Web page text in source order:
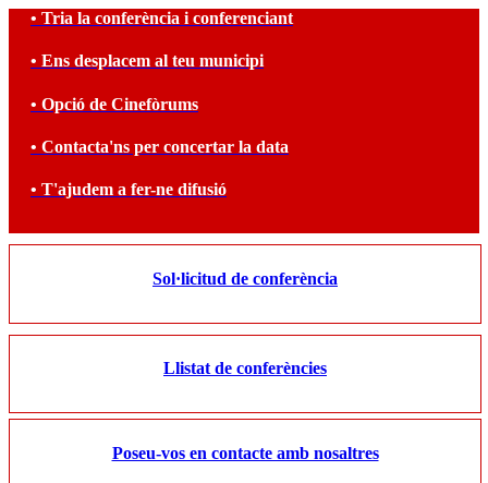
• Tria la conferència i conferenciant
• Ens desplacem al teu municipi
• Opció de Cinefòrums
• Contacta'ns per concertar la data
• T'ajudem a fer-ne difusió
Sol·licitud de conferència
Llistat de conferències
Poseu-vos en contacte amb nosaltres